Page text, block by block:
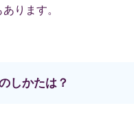
ります。
しかたは？